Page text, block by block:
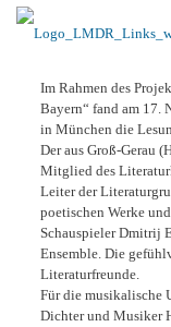
Im Rahmen des
Bayern“ fand am 17.
in München die
Der aus Groß-Gerau
Mitglied des
Leiter der
poetischen Werke
Schauspieler Dmitrij
Ensemble. Die
Literaturfreunde.
Für die musikalische
Dichter und Musiker